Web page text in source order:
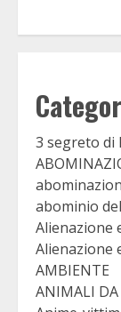
3 segreto di
abominio
Alienazione
Alienazione
AMBIENTE
ANIMALI